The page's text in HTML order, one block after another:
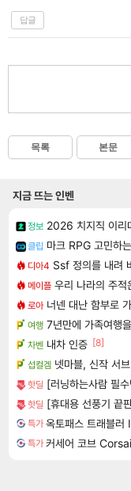
답글
목록 본문
지금 뜨는 인벤
정보 2026 치지직 이리
클립 마크 RPG 고민하
디아4 Ssf 정의를 내려
메이플 우리 나라의 주적
로아 너넨 대난 함부로
여행 7년만에 가족여행
차벤 내차 인증 [8]
섭컬겜 넷마블, 신작 서
핫딜 [러닝하는사람 필
핫딜 [휴대용 선풍기 끝
특가
특가 커세어 코브